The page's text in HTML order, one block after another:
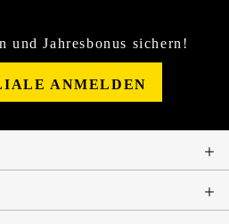
und Jahresbonus sichern!
ANMELDEN